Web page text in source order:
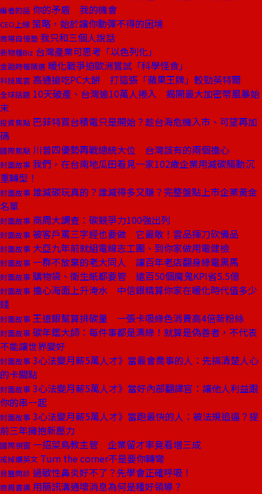
編者的話 你的矛盾 我的機會
CEO上線 策略，始於讓你動彈不得的困境
商場自慢塾 我只和三個人說話
新物種Biz 台灣產業可思考「以色列化」
金融時報精選 暖化戰爭迫歐洲嘗試「科學怪食」
科技風雲 高通搶吃PC大餅 打這張「蘋果王牌」較勁英特爾
全球話題 10天破產、台灣逾10萬人捲入 揭開最大加密幣風暴始
末
投資焦點 巴菲特買台積電只是開始？趁台海危機入市、可望再加
碼
國際焦點 川普四優勢再戰總統大位 台灣該有的兩個擔心
封面故事 我們，在台南地瓜田看見一家102歲企業用減碳驅動沉
重轉型！
封面故事 誰減碳玩真的？誰減得多又賺？完整盤點上市企業黃金
名單
封面故事 商周大調查：碳競爭力100強出列
封面故事 被客戶罵三字經也要做 它最敢！雲品揮刀砍備品
封面故事 大亞九年前就組電線志工團、到你家做用電健檢
封面故事 一群不放棄的老大同人 讓百年老店翻身綠電黑馬
封面故事 購物袋、衛生紙都要管 遠百50個魔鬼KPI省5.5億
封面故事 擔心海面上升淹水 中信銀精算你家在暖化時代值多少
錢
封面故事 王道銀幫算排碳量 一張卡吸綠色消費高4倍新粉絲
封面故事 碳年鑑大師：每件事都是漂綠！就算是偽善者，不代表
不能讓世界變好
封面故事 3心法變月薪5萬人才》當最會喬事的人：先搞清楚人心
的卡關點
封面故事 3心法變月薪5萬人才》當好內部翻譯官：讓他人利益跟
你的串一起
封面故事 3心法變月薪5萬人才》當跑最快的人：被法規追逼？提
前三年擁抱新壓力
國際視窗 一招菜鳥教主管 企業留才率竟看增三成
戒掉爛英文 Turn the corner不是要你轉彎
良醫問診 過敏性鼻炎好不了？先學會正確呼吸！
商周書摘 用簡訊溝通壞消息為何是種好領導？